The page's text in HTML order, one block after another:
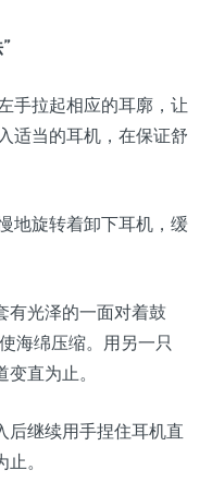
手拉起相应的耳廓，让
适当的耳机，在保证舒
地旋转着卸下耳机，缓
有光泽的一面对着鼓
海绵压缩。用另一只
直为止。
后继续用手捏住耳机直
。